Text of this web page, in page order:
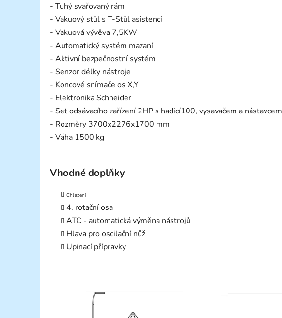
- Tuhý svařovaný rám
- Vakuový stůl s T-Stůl asistencí
- Vakuová vývěva 7,5KW
- Automatický systém mazaní
- Aktivní bezpečnostní systém
- Senzor délky nástroje
- Koncové snímače os X,Y
- Elektronika Schneider
- Set odsávacího zařízení 2HP s hadicí100, vysavačem a nástavcem
- Rozměry 3700x2276x1700 mm
- Váha 1500 kg
Vhodné doplňky
Chlazení
4. rotační osa
ATC - automatická výměna nástrojů
Hlava pro oscilační nůž
Upínací přípravky